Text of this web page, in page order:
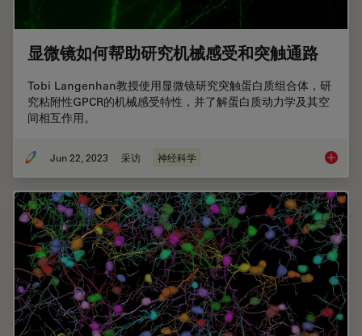
显微镜如何帮助研究机械感受和突触通路
Tobi Langenhan教授使用显微镜研究突触蛋白质组合体，研
究粘附性GPCR的机械感受特性，并了解蛋白质动力学及其空
间相互作用。
Jun 22, 2023 采访 神经科学 显微镜